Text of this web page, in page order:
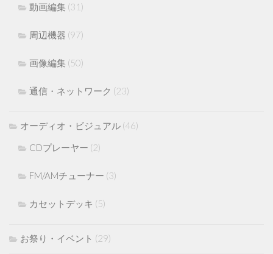
動画編集 (31)
周辺機器 (97)
画像編集 (50)
通信・ネットワーク (23)
オーディオ・ビジュアル (46)
CDプレーヤー (2)
FM/AMチューナー (3)
カセットデッキ (5)
お祭り・イベント (29)